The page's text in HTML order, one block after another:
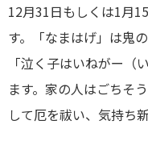
12月31日もしくは1月
す。「なまはげ」は鬼
「泣く子はいねがー（
ます。家の人はごちそ
して厄を祓い、気持ち